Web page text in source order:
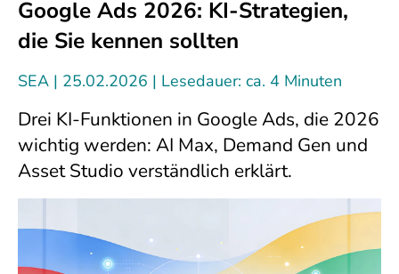
Google Ads 2026: KI-Strategien,
die Sie kennen sollten
SEA 25.02.2026 Lesedauer: ca. 4 Minuten
Drei KI-Funktionen in Google Ads, die 2026
wichtig werden: AI Max, Demand Gen und
Asset Studio verständlich erklärt.